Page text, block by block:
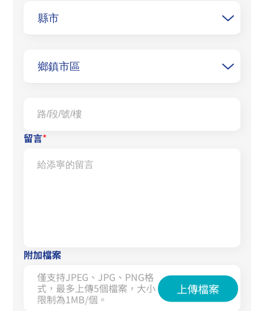
留言*
附加檔案
僅支持JPEG、JPG、PNG格
式，最多上傳5個檔案，大小
限制為1MB/個。
上傳檔案